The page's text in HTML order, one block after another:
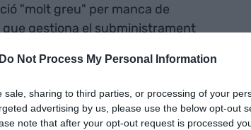
Do Not Process My Personal Information
sale, sharing to third parties, or processing of your
advertising by us, please use the below opt-out
note that after your opt-out request is processed
"molt greu" per manca de
gestiona el subministrament
negat a lliurar informació
fins a 20 requeriments de
informació "dels seus comptes,
directius".